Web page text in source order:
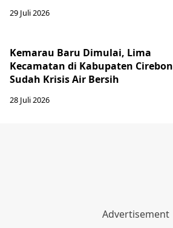
29 Juli 2026
Kemarau Baru Dimulai, Lima
Kecamatan di Kabupaten Cirebon
Sudah Krisis Air Bersih
28 Juli 2026